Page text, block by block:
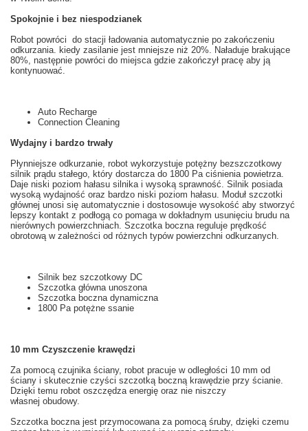
Spokojnie i bez niespodzianek
Robot powróci do stacji ładowaniaautomatycznie po zakończeniu
odkurzania. kiedy zasilanie jest mniejsze niż 20%. Naładuje brakujące
80%, następnie powróci do miejsca gdzie zakończył pracę aby ją
kontynuować.
Auto Recharge
Connection Cleaning
Wydajny i bardzo trwały
Płynniejsze odkurzanie, robot wykorzystuje potężny bezszczotkowy
silnik prądu stałego, który dostarcza do 1800 Pa ciśnienia powietrza.
Daje niski poziom hałasu silnika i wysoką sprawność. Silnik posiada
wysoką wydajność oraz bardzo niski poziom hałasu. Moduł szczotki
głównej unosi się automatycznie i dostosowuje wysokość aby stworzyć
lepszy kontakt z podłogąco pomaga w dokładnym usunięciu brudu na
nierównych powierzchniach. Szczotka boczna reguluje prędkość
obrotową w zależności od różnych typów powierzchni odkurzanych.
Silnik bez szczotkowy DC
Szczotka główna unoszona
Szczotka boczna dynamiczna
1800 Pa potężne ssanie
10 mm Czyszczenie krawędzi
Za pomocą czujnika ściany, robot pracuje w odległości 10 mm od
ściany i skutecznie czyści szczotką boczną krawędzie przy ścianie.
Dzięki temu robot oszczędza energię oraz nie niszczy
własnej obudowy.
Szczotka boczna jest przymocowana za pomocą śruby, dzięki czemu